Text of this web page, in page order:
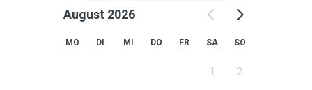
August 2026
MO DI MI DO FR SA SO
1 2